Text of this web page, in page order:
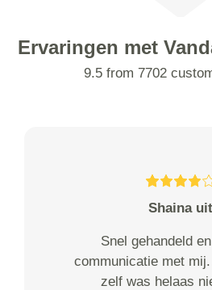
Ervaringen met
9.5 from 7702
Shaina uit
Snel gehandeld
communicatie met
zelf was helaas